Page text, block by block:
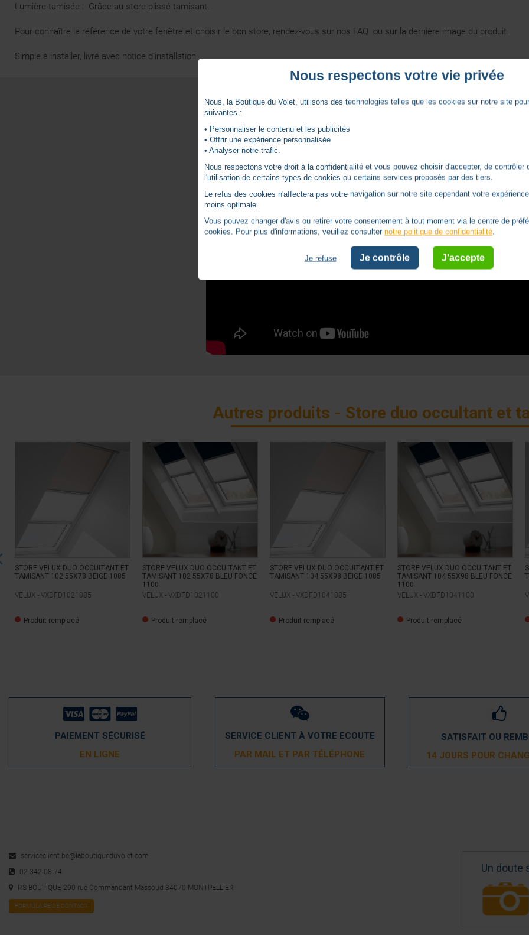
Lumière tamisée : Grâce au store plissé tamisant.
Pour connaître la référence de votre fenêtre et choisir le bon store, rendez-vous sur nos FAQ ou sur la dernière image du produit.
Simple à installer, livré avec notice d'installation.
Vidéos
Autres produits - Store duo occultant et
STORE VELUX DUO OCCULTANT ET
TAMISANT 102 55X78 BEIGE 1085
VELUX - VXDFD1021085
Produit remplacé
STORE VELUX DUO OCCULTANT ET
TAMISANT 102 55X78 BLEU FONCE
1100
VELUX - VXDFD1021100
Produit remplacé
STORE VELUX DUO OCCULTANT ET
TAMISANT 104 55X98 BEIGE 1085
VELUX - VXDFD1041085
Produit remplacé
STORE VELUX DUO OCCULTANT ET
TAMISANT 104 55X98 BLEU FONCE
1100
VELUX - VXDFD1041100
Produit remplacé
PAIEMENT SÉCURISÉ
EN LIGNE
SERVICE CLIENT À VOTRE ECOUTE
PAR MAIL ET PAR TÉLÉPHONE
SATISFAIT OU
14 JOURS POUR
serviceclient.be@laboutiqueduvolet.com
02 342 08 74
RS BOUTIQUE 290 rue Commandant Massoud 34070 MONTPELLIER
FORMULAIRE DE CONTACT
Un doute
Nous respectons votre vie privée
Nous, la Boutique du Volet, utilisons des technologies telles que les cookies sur notre site
suivantes :
• Personnaliser le contenu et les publicités
• Offrir une expérience personnalisée
• Analyser notre trafic.
Nous respectons votre droit à la confidentialité et vous pouvez choisir d'accepter, de contrôler
l'utilisation de certains types de cookies ou certains services proposés par des tiers.
Le refus des cookies n'affectera pas votre navigation sur notre site cependant votre
moins optimale.
Vous pouvez changer d'avis ou retirer votre consentement à tout moment via le centre de
cookies. Pour plus d'informations, veuillez consulternotre politique de confidentialité.
Je refuse Je contrôle J'accepte